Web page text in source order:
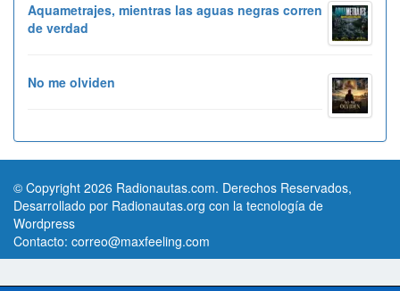
Aquametrajes, mientras las aguas negras corren
de verdad
No me olviden
© Copyright 2026 Radionautas.com. Derechos Reservados,
Desarrollado por Radionautas.org con la tecnología de
Wordpress
Contacto: correo@maxfeeling.com